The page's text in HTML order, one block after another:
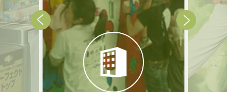
Prev Next